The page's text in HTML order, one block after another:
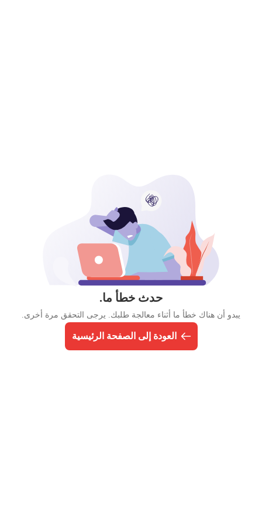
حدث خطأ ما.
يبدو أن هناك خطأ ما أثناء معالجة طلبك. يرجى التحقق مرة أخرى.
العودة إلى الصفحة الرئيسية